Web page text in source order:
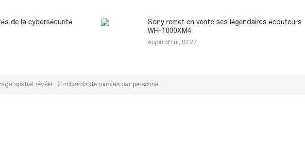
de la cybersécurité
Sony remet en vente ses légendaires écouteurs
WH-1000XM4
Aujourd'hui, 02:27
spatial révélé : 2 milliards de roubles par personne